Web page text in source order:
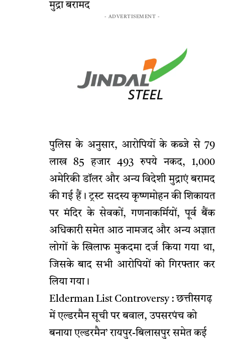
मुद्रा बरामद
- ADVERTISEMENT -
पुलिस के अनुसार, आरोपियों के कब्जे से 79
लाख 85 हजार 493 रुपये नकद, 1,000
अमेरिकी डॉलर और अन्य विदेशी मुद्राएं बरामद
की गई हैं। ट्रस्ट सदस्य कृष्णमोहन की शिकायत
पर मंदिर के सेवकों, गणनाकर्मियों, पूर्व बैंक
अधिकारी समेत आठ नामजद और अन्य अज्ञात
लोगों के खिलाफ मुकदमा दर्ज किया गया था,
जिसके बाद सभी आरोपियों को गिरफ्तार कर
लिया गया।
Elderman List Controversy : छत्तीसगढ़
में एल्डरमैन सूची पर बवाल, उपसरपंच को
बनाया एल्डरमैन’ रायपुर-बिलासपुर समेत कई